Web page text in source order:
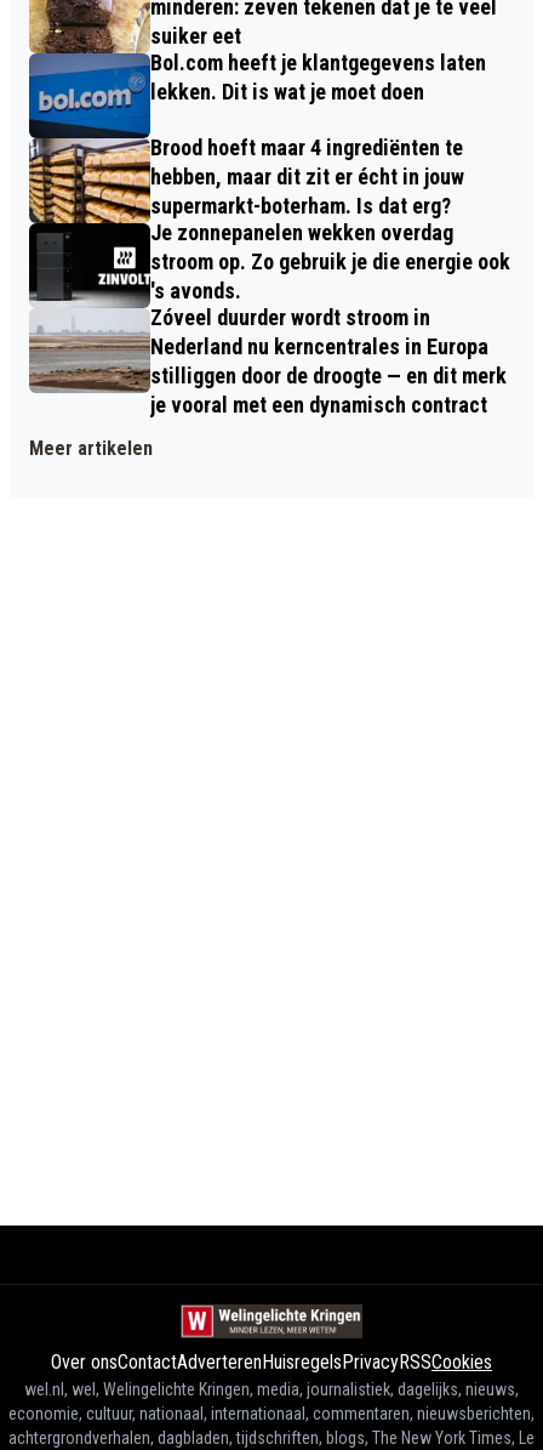
minderen: zeven tekenen dat je te veel
suiker eet
Bol.com heeft je klantgegevens laten
lekken. Dit is wat je moet doen
Brood hoeft maar 4 ingrediënten te
hebben, maar dit zit er écht in jouw
supermarkt-boterham. Is dat erg?
Je zonnepanelen wekken overdag
stroom op. Zo gebruik je die energie ook
's avonds.
Zóveel duurder wordt stroom in
Nederland nu kerncentrales in Europa
stilliggen door de droogte — en dit merk
je vooral met een dynamisch contract
Meer artikelen
Over onsContactAdverterenHuisregelsPrivacyRSSCookies
wel.nl, wel, Welingelichte Kringen, media, journalistiek, dagelijks, nieuws,
economie, cultuur, nationaal, internationaal, commentaren, nieuwsberichten,
achtergrondverhalen, dagbladen, tijdschriften, blogs, The New York Times, Le